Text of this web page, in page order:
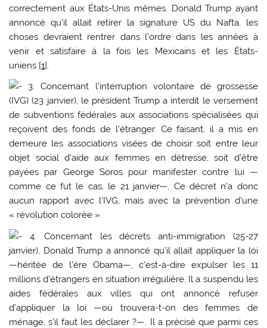
correctement aux États-Unis mêmes. Donald Trump ayant
annoncé qu’il allait retirer la signature US du Nafta, les
choses devraient rentrer dans l’ordre dans les années à
venir et satisfaire à la fois les Mexicains et les États-
uniens [1].
3. Concernant l’interruption volontaire de grossesse
(IVG) (23 janvier), le président Trump a interdit le versement
de subventions fédérales aux associations spécialisées qui
reçoivent des fonds de l’étranger. Ce faisant, il a mis en
demeure les associations visées de choisir soit entre leur
objet social d’aide aux femmes en détresse, soit d’être
payées par George Soros pour manifester contre lui —
comme ce fut le cas, le 21 janvier—. Ce décret n’a donc
aucun rapport avec l’IVG, mais avec la prévention d’une
« révolution colorée ».
4. Concernant les décrets anti-immigration (25-27
janvier), Donald Trump a annoncé qu’il allait appliquer la loi
—héritée de l’ère Obama—, c’est-à-dire expulser les 11
millions d’étrangers en situation irrégulière. Il a suspendu les
aides fédérales aux villes qui ont annoncé refuser
d’appliquer la loi —où trouvera-t-on des femmes de
ménage, s’il faut les déclarer ?—. Il a précisé que parmi ces